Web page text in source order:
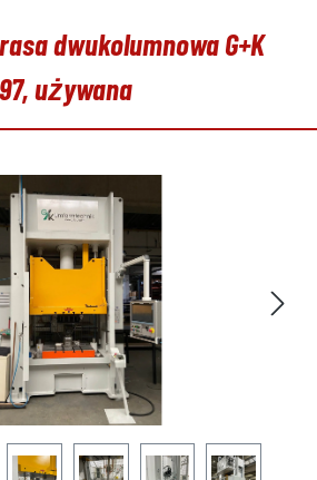
dwukolumnowa G+K
używana